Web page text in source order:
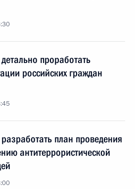
проработать
российских граждан
план проведения
антитеррористической